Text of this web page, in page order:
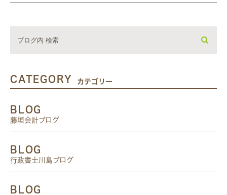
CATEGORY カテゴリー
BLOG
藤垣会計ブログ
BLOG
行政書士川島ブログ
BLOG